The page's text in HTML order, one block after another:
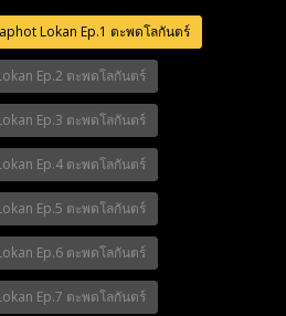
Lokan Ep.1 ตะพดโลกันตร์
Ep.2 ตะพดโลกันตร์
Ep.3 ตะพดโลกันตร์
Ep.4 ตะพดโลกันตร์
Ep.5 ตะพดโลกันตร์
Ep.6 ตะพดโลกันตร์
Ep.7 ตะพดโลกันตร์